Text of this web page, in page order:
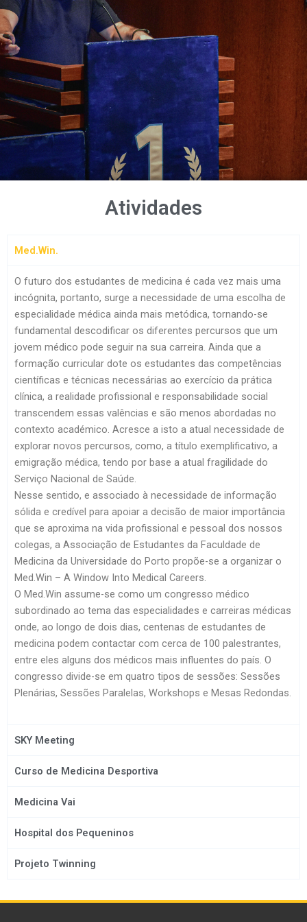
Atividades
Med.Win.
O futuro dos estudantes de medicina é cada vez mais uma
incógnita, portanto, surge a necessidade de uma escolha de
especialidade médica ainda mais metódica, tornando-se
fundamental descodificar os diferentes percursos que um
jovem médico pode seguir na sua carreira. Ainda que a
formação curricular dote os estudantes das competências
científicas e técnicas necessárias ao exercício da prática
clínica, a realidade profissional e responsabilidade social
transcendem essas valências e são menos abordadas no
contexto académico. Acresce a isto a atual necessidade de
explorar novos percursos, como, a título exemplificativo, a
emigração médica, tendo por base a atual fragilidade do
Serviço Nacional de Saúde.
Nesse sentido, e associado à necessidade de informação
sólida e credível para apoiar a decisão de maior importância
que se aproxima na vida profissional e pessoal dos nossos
colegas, a Associação de Estudantes da Faculdade de
Medicina da Universidade do Porto propõe-se a organizar o
Med.Win – A Window Into Medical Careers.
O Med.Win assume-se como um congresso médico
subordinado ao tema das especialidades e carreiras médicas
onde, ao longo de dois dias, centenas de estudantes de
medicina podem contactar com cerca de 100 palestrantes,
entre eles alguns dos médicos mais influentes do país. O
congresso divide-se em quatro tipos de sessões: Sessões
Plenárias, Sessões Paralelas, Workshops e Mesas Redondas.
SKY Meeting
Curso de Medicina Desportiva
Medicina Vai
Hospital dos Pequeninos
Projeto Twinning